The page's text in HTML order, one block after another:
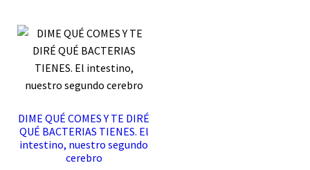
DIME QUÉ COMES Y TE DIRÉ
QUÉ BACTERIAS TIENES. El
intestino, nuestro segundo
cerebro